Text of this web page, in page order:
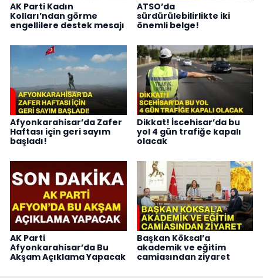
AK Parti Kadın
Kolları’ndan görme
engellilere destek mesajı
ATSO’da
sürdürülebilirlikte iki
önemli belge!
Afyonkarahisar’da Zafer
Haftası için geri sayım
başladı!
Dikkat! İscehisar’da bu
yol 4 gün trafiğe kapalı
olacak
AK Parti
Afyonkarahisar’da Bu
Akşam Açıklama Yapacak
Başkan Köksal’a
akademik ve eğitim
camiasından ziyaret